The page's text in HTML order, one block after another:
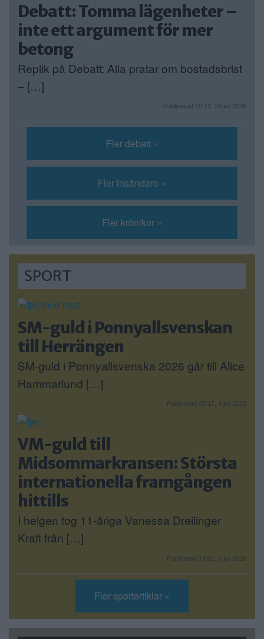
Debatt: Tomma lägenheter –
inte ett argument för mer
betong
Replik på Debatt: Alla pratar om bostadsbrist
– […]
Publicerad 10:21, 29 juli 2026
Fler debatt »
Fler insändare »
Fler krönikor »
SPORT
SM-guld i Ponnyallsvenskan
till Herrängen
SM-guld i Ponnyallsvenska 2026 går till Alice
Hammarlund […]
Publicerad 08:17, 9 juli 2026
VM-guld till
Midsommarkransen: Största
internationella framgången
hittills
I helgen tog 11-åriga Vanessa Dreilinger
Kraft från […]
Publicerad 17:02, 6 juli 2026
Fler sportartiklar »